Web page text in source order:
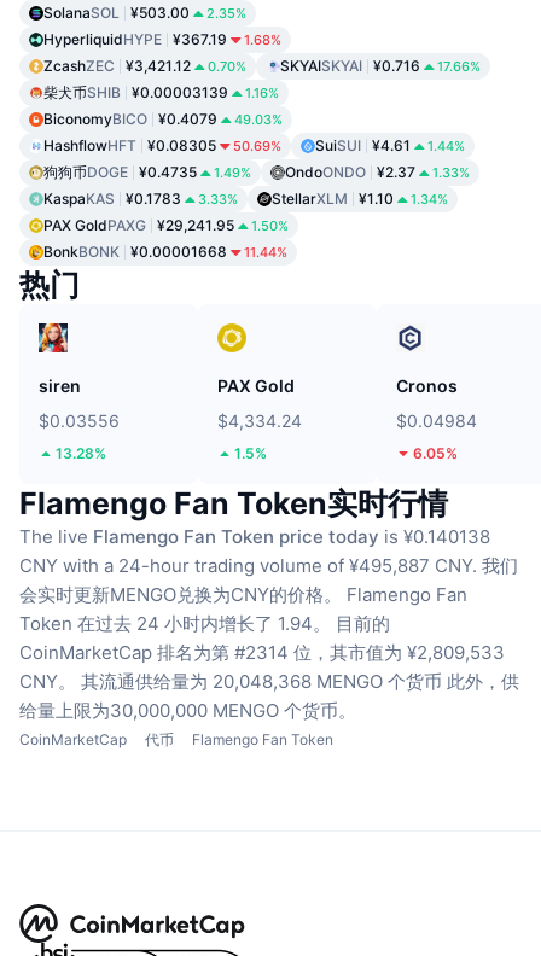
SolanaSOL ¥503.00 2.35%
HyperliquidHYPE ¥367.19 1.68%
ZcashZEC ¥3,421.12 0.70% SKYAISKYAI ¥0.716 17.66%
柴犬币SHIB ¥0.00003139 1.16%
BiconomyBICO ¥0.4079 49.03%
HashflowHFT ¥0.08305 50.69% SuiSUI ¥4.61 1.44%
狗狗币DOGE ¥0.4735 1.49% OndoONDO ¥2.37 1.33%
KaspaKAS ¥0.1783 3.33% StellarXLM ¥1.10 1.34%
PAX GoldPAXG ¥29,241.95 1.50%
BonkBONK ¥0.00001668 11.44%
热门
siren
$0.03556
13.28%
PAX Gold
$4,334.24
1.5%
Cronos
$0.04984
6.05%
Flamengo Fan Token实时行情
The live Flamengo Fan Token price today is ¥0.140138
CNY with a 24-hour trading volume of ¥495,887 CNY. 我们
会实时更新MENGO兑换为CNY的价格。
Flamengo Fan
Token 在过去 24 小时内增长了 1.94。
目前的
CoinMarketCap 排名为第 #2314 位，其市值为 ¥2,809,533
CNY。
其流通供给量为 20,048,368 MENGO 个货币 此外，供
给量上限为30,000,000 MENGO 个货币。
CoinMarketCap 代币 Flamengo Fan Token